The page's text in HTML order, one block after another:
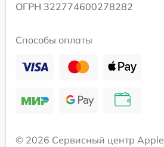
ОГРН 322774600278282
Способы оплаты
© 2026 Сервисный центр Apple